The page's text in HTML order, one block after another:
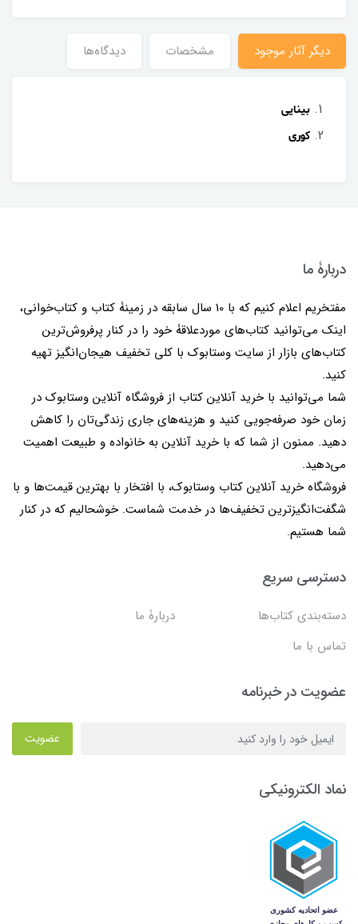
دیگر آثار موجود مشخصات دیدگاه‌ها
بینایی
کوری
دربارۀ ما
مفتخریم اعلام کنیم که با 10 سال سابقه در زمینۀ کتاب و کتاب‌خوانی،
اینک می‌توانید کتاب‌های موردعلاقۀ خود را در کنار پرفروش‌ترین
کتاب‌های بازار از سایت وستابوک با کلی تخفیف هیجان‌انگیز تهیه
کنید.
شما می‌توانید با خرید آنلاین کتاب از فروشگاه آنلاین وستابوک در
زمان خود صرفه‌جویی کنید و هزینه‌های جاری زندگی‌تان را کاهش
دهید. ممنون از شما که با خرید آنلاین به خانواده و طبیعت اهمیت
می‌دهید.
فروشگاه خرید آنلاین کتاب وستابوک، با افتخار با بهترین قیمت‌ها و با
شگفت‌انگیزترین تخفیف‌ها در خدمت شماست. خوشحالیم که در کنار
شما هستیم.
دسترسی سریع
دسته‌بندی کتاب‌ها
دربارۀ ما
تماس با ما
عضویت در خبرنامه
عضویت
نماد الکترونیکی